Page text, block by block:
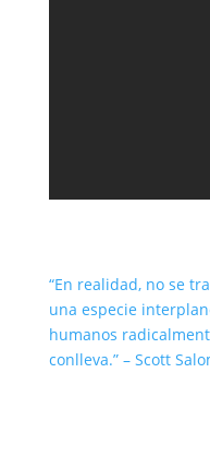
“En realidad, no se
una especie
humanos
conlleva.” – Scott